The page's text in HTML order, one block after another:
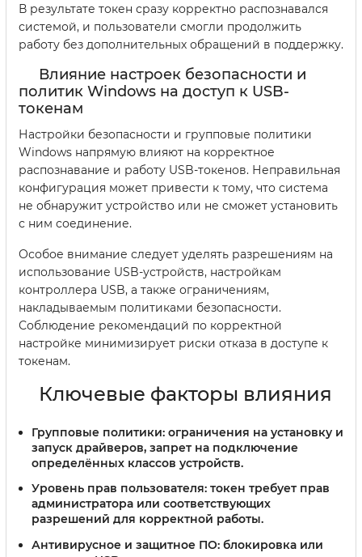
В результате токен сразу корректно распознавался
системой, и пользователи смогли продолжить
работу без дополнительных обращений в поддержку.
Влияние настроек безопасности и
политик Windows на доступ к USB-
токенам
Настройки безопасности и групповые политики
Windows напрямую влияют на корректное
распознавание и работу USB-токенов. Неправильная
конфигурация может привести к тому, что система
не обнаружит устройство или не сможет установить
с ним соединение.
Особое внимание следует уделять разрешениям на
использование USB-устройств, настройкам
контроллера USB, а также ограничениям,
накладываемым политиками безопасности.
Соблюдение рекомендаций по корректной
настройке минимизирует риски отказа в доступе к
токенам.
Ключевые факторы влияния
Групповые политики: ограничения на установку и
запуск драйверов, запрет на подключение
определённых классов устройств.
Уровень прав пользователя: токен требует прав
администратора или соответствующих
разрешений для корректной работы.
Антивирусное и защитное ПО: блокировка или